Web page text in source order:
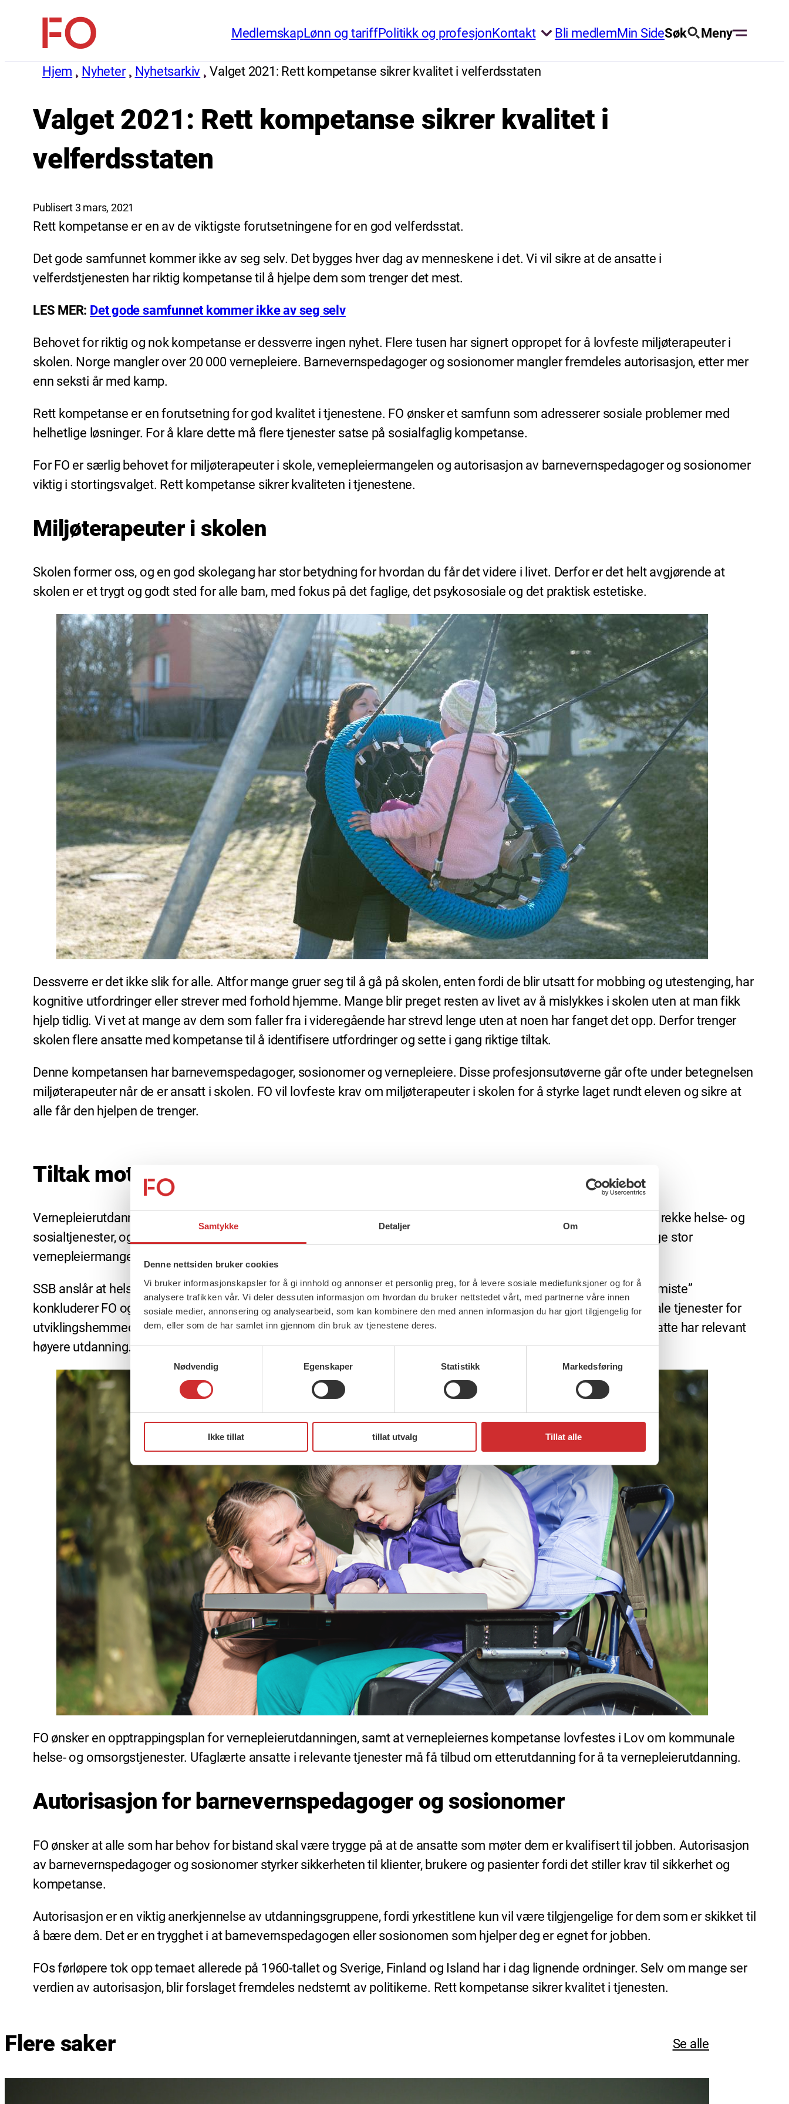
Samtykke Detaljer Om
Denne nettsiden bruker cookies
Vi bruker informasjonskapsler for å gi innhold og annonser et personlig preg, for å levere sosiale mediefunksjoner og for å
analysere trafikken vår. Vi deler dessuten informasjon om hvordan du bruker nettstedet vårt, med partnerne våre innen
sosiale medier, annonsering og analysearbeid, som kan kombinere den med annen informasjon du har gjort tilgjengelig for
dem, eller som de har samlet inn gjennom din bruk av tjenestene deres.
Samtykkevalg
Nødvendig
Egenskaper Statistikk Markedsføring
Ikke tillat tillat utvalg Tillat alle
innholdFO
(Fellesorganisasjonen)
MedlemskapLønn og tariffPolitikk og profesjonKontakt Bli medlemMin SideSøk Meny
Hjem Nyheter Nyhetsarkiv Valget 2021: Rett kompetanse sikrer kvalitet i velferdsstaten
Valget 2021: Rett kompetanse sikrer kvalitet i
velferdsstaten
Publisert 3 mars, 2021
Rett kompetanse er en av de viktigste forutsetningene for en god velferdsstat.
Det gode samfunnet kommer ikke av seg selv. Det bygges hver dag av menneskene i det. Vi vil sikre at de ansatte i
velferdstjenesten har riktig kompetanse til å hjelpe dem som trenger det mest.
LES MER: Det gode samfunnet kommer ikke av seg selv
Behovet for riktig og nok kompetanse er dessverre ingen nyhet. Flere tusen har signert oppropet for å lovfeste miljøterapeuter i
skolen. Norge mangler over 20 000 vernepleiere. Barnevernspedagoger og sosionomer mangler fremdeles autorisasjon, etter mer
enn seksti år med kamp.
Rett kompetanse er en forutsetning for god kvalitet i tjenestene. FO ønsker et samfunn som adresserer sosiale problemer med
helhetlige løsninger. For å klare dette må flere tjenester satse på sosialfaglig kompetanse.
For FO er særlig behovet for miljøterapeuter i skole, vernepleiermangelen og autorisasjon av barnevernspedagoger og sosionomer
viktig i stortingsvalget. Rett kompetanse sikrer kvaliteten i tjenestene.
Miljøterapeuter i skolen
Skolen former oss, og en god skolegang har stor betydning for hvordan du får det videre i livet. Derfor er det helt avgjørende at
skolen er et trygt og godt sted for alle barn, med fokus på det faglige, det psykososiale og det praktisk estetiske.
Dessverre er det ikke slik for alle. Altfor mange gruer seg til å gå på skolen, enten fordi de blir utsatt for mobbing og utestenging, har
kognitive utfordringer eller strever med forhold hjemme. Mange blir preget resten av livet av å mislykkes i skolen uten at man fikk
hjelp tidlig. Vi vet at mange av dem som faller fra i videregående har strevd lenge uten at noen har fanget det opp. Derfor trenger
skolen flere ansatte med kompetanse til å identifisere utfordringer og sette i gang riktige tiltak.
Denne kompetansen har barnevernspedagoger, sosionomer og vernepleiere. Disse profesjonsutøverne går ofte under betegnelsen
miljøterapeuter når de er ansatt i skolen. FO vil lovfeste krav om miljøterapeuter i skolen for å styrke laget rundt eleven og sikre at
alle får den hjelpen de trenger.
Tiltak mot vernepleiermangel
Vernepleierutdanningen ble opprettet på 60-tallet for å bistå personer med utviklingshemming. I dag jobber de i en rekke helse- og
sosialtjenester, og tilrettelegger for mennesker med fysiske, psykiske eller sosiale utfordringer. Dessverre har Norge stor
vernepleiermangel.
SSB anslår at helse- og omsorgsektoren vil mangle om lag 5 000 vernepleiere innen 2035. I rapporten “Ingen tid å miste”
konkluderer FO og NAKU med at Norge mangler over 20 000 vernepleiere. Kun 10,7 prosent av ansatte i kommunale tjenester for
utviklingshemmede har vernepleierutdanning. FO og flere brukerorganisasjoner anbefaler at 70 prosent av de ansatte har relevant
høyere utdanning.
FO ønsker en opptrappingsplan for vernepleierutdanningen, samt at vernepleiernes kompetanse lovfestes i Lov om kommunale
helse- og omsorgstjenester. Ufaglærte ansatte i relevante tjenester må få tilbud om etterutdanning for å ta vernepleierutdanning.
Autorisasjon for barnevernspedagoger og sosionomer
FO ønsker at alle som har behov for bistand skal være trygge på at de ansatte som møter dem er kvalifisert til jobben. Autorisasjon
av barnevernspedagoger og sosionomer styrker sikkerheten til klienter, brukere og pasienter fordi det stiller krav til sikkerhet og
kompetanse.
Autorisasjon er en viktig anerkjennelse av utdanningsgruppene, fordi yrkestitlene kun vil være tilgjengelige for dem som er skikket til
å bære dem. Det er en trygghet i at barnevernspedagogen eller sosionomen som hjelper deg er egnet for jobben.
FOs førløpere tok opp temaet allerede på 1960-tallet og Sverige, Finland og Island har i dag lignende ordninger. Selv om mange ser
verdien av autorisasjon, blir forslaget fremdeles nedstemt av politikerne. Rett kompetanse sikrer kvalitet i tjenesten.
Flere saker Se alle